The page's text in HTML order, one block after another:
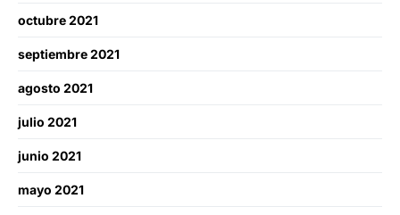
octubre 2021
septiembre 2021
agosto 2021
julio 2021
junio 2021
mayo 2021